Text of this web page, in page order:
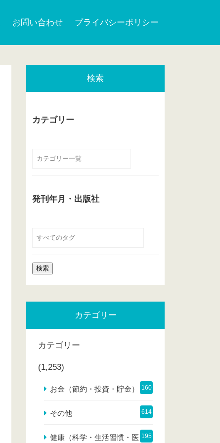
お問い合わせ プライバシーポリシー
検索
カテゴリー
発刊年月・出版社
カテゴリー
カテゴリー
(1,253)
お金（節約・投資・貯金） 160
その他 614
健康（科学・生活習慣・医 195